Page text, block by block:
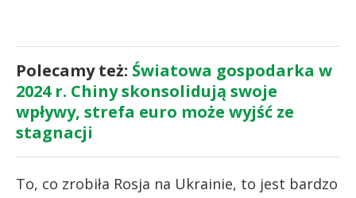
Polecamy też: Światowa gospodarka w
2024 r. Chiny skonsolidują swoje
wpływy, strefa euro może wyjść ze
stagnacji
To, co zrobiła Rosja na Ukrainie, to jest bardzo